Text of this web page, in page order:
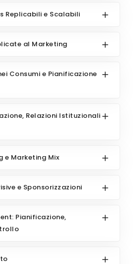
Replicabili e Scalabili
al Marketing
Consumi e Pianificazione
Relazioni Istituzionali
e Marketing Mix
e Sponsorizzazioni
Pianificazione,